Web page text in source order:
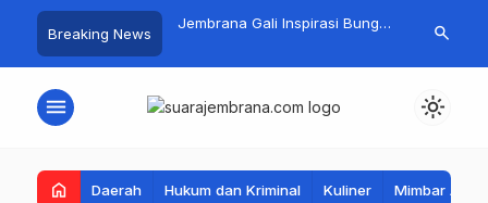
Breaking News
Empat Gelar
50cc
Jembrana Gali Inspirasi Bung
Mustika Rasa
Pemkab
Hukum Datun
search
menu light_mode
home Daerah Hukum dan Kriminal Kuliner Mimbar